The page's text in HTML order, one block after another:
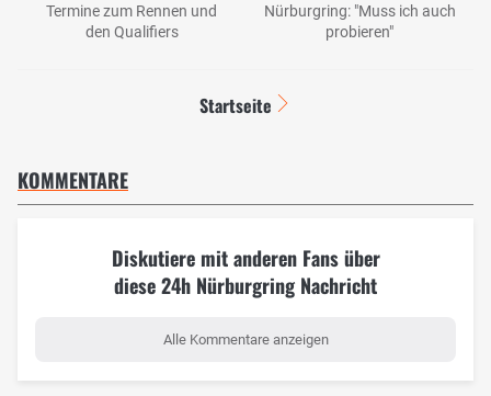
Termine zum Rennen und
den Qualifiers
Nürburgring: "Muss ich auch
probieren"
Startseite
KOMMENTARE
Diskutiere mit anderen Fans über
diese 24h Nürburgring Nachricht
Alle Kommentare anzeigen